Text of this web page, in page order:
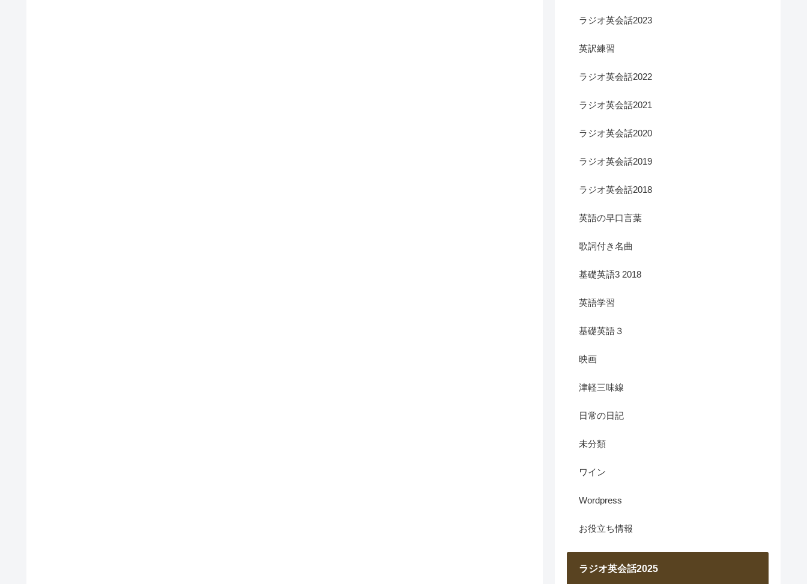
ラジオ英会話2023
英訳練習
ラジオ英会話2022
ラジオ英会話2021
ラジオ英会話2020
ラジオ英会話2019
ラジオ英会話2018
英語の早口言葉
歌詞付き名曲
基礎英語3 2018
英語学習
基礎英語３
映画
津軽三味線
日常の日記
未分類
ワイン
Wordpress
お役立ち情報
ラジオ英会話2025